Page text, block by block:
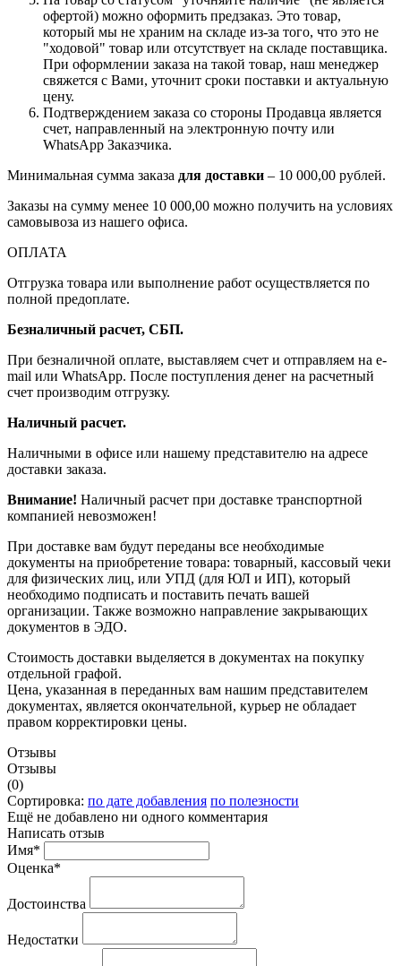
офертой) можно оформить предзаказ. Это товар,
который мы не храним на складе из-за того, что это не
"ходовой" товар или отсутствует на складе поставщика.
При оформлении заказа на такой товар, наш менеджер
свяжется с Вами, уточнит сроки поставки и актуальную
цену.
Подтверждением заказа со стороны Продавца является
счет, направленный на электронную почту или
WhatsApp Заказчика.
Минимальная сумма заказа для доставки – 10 000,00 рублей.
Заказы на сумму менее 10 000,00 можно получить на условиях
самовывоза из нашего офиса.
ОПЛАТА
Отгрузка товара или выполнение работ осуществляется по
полной предоплате.
Безналичный расчет, СБП.
При безналичной оплате, выставляем счет и отправляем на e-
mail или WhatsApp. После поступления денег на расчетный
счет производим отгрузку.
Наличный расчет.
Наличными в офисе или нашему представителю на адресе
доставки заказа.
Внимание! Наличный расчет при доставке транспортной
компанией невозможен!
При доставке вам будут переданы все необходимые
документы на приобретение товара: товарный, кассовый чеки
для физических лиц, или УПД (для ЮЛ и ИП), который
необходимо подписать и поставить печать вашей
организации. Также возможно направление закрывающих
документов в ЭДО.
Стоимость доставки выделяется в документах на покупку
отдельной графой.
Цена, указанная в переданных вам нашим представителем
документах, является окончательной, курьер не обладает
правом корректировки цены.
Отзывы
Отзывы
(0)
Сортировка: по дате добавления по полезности
Ещё не добавлено ни одного комментария
Написать отзыв
Имя*
Оценка*
Достоинства
Недостатки